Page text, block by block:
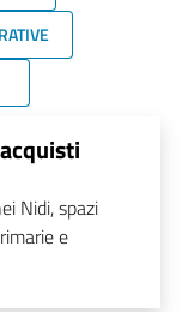
Nidi, spazi
e